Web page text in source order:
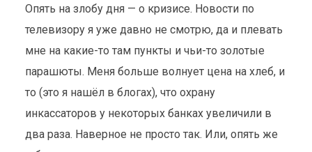
АЛЬТЕРНАТИВНОЕ СМИ
Обзоры 27 октября 2008 4 мин. на чтение
Опять на злобу дня — о кризисе. Новости по
телевизору я уже давно не смотрю, да и плевать
мне на какие-то там пункты и чьи-то золотые
парашюты. Меня больше волнует цена на хлеб, и
то (это я нашёл в блогах), что охрану
инкассаторов у некоторых банках увеличили в
два раза. Наверное не просто так. Или, опять же